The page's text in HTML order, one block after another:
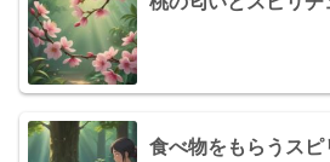
食べ物をもらうス